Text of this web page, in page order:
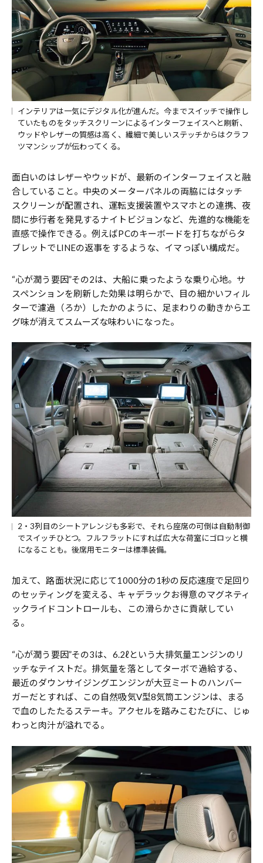
インテリアは一気にデジタル化が進んだ。今までスイッチで操作し
ていたものをタッチスクリーンによるインターフェイスへと刷新、
ウッドやレザーの質感は高く、繊細で美しいステッチからはクラフ
ツマンシップが伝わってくる。
面白いのはレザーやウッドが、最新のインターフェイスと融
合していること。中央のメーターパネルの両脇にはタッチ
スクリーンが配置され、運転支援装置やスマホとの連携、夜
間に歩行者を発見するナイトビジョンなど、先進的な機能を
直感で操作できる。例えばPCのキーボードを打ちながらタ
ブレットでLINEの返事をするような、イマっぽい構成だ。
“心が潤う要因”その2は、大船に乗ったような乗り心地。サ
スペンションを刷新した効果は明らかで、目の細かいフィル
ターで濾過（ろか）したかのように、足まわりの動きからエ
グ味が消えてスムーズな味わいになった。
2・3列目のシートアレンジも多彩で、それら座席の可倒は自動制御
でスイッチひとつ。フルフラットにすれば広大な荷室にゴロッと横
になることも。後席用モニターは標準装備。
加えて、路面状況に応じて1000分の1秒の反応速度で足回り
のセッティングを変える、キャデラックお得意のマグネティ
ックライドコントロールも、この滑らかさに貢献してい
る。
“心が潤う要因”その3は、6.2ℓという大排気量エンジンのリ
ッチなテイストだ。排気量を落としてターボで過給する、
最近のダウンサイジングエンジンが大豆ミートのハンバー
ガーだとすれば、この自然吸気V型8気筒エンジンは、まる
で血のしたたるステーキ。アクセルを踏みこむたびに、じゅ
わっと肉汁が溢れでる。